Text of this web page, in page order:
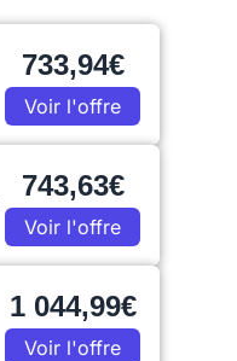
733,94€
Voir l'offre
743,63€
Voir l'offre
1 044,99€
Voir l'offre